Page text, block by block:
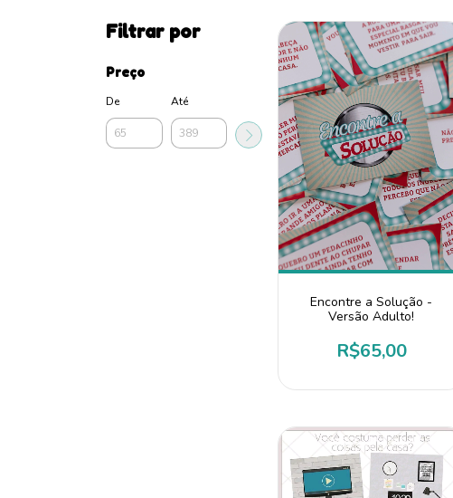
Filtrar por
Preço
De Até
Encontre a Solução -
Versão Adulto!
R$65,00